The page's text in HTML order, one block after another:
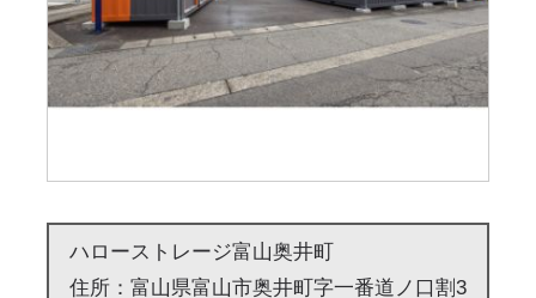
ハローストレージ富山奥井町
住所：富山県富山市奥井町字一番道ノ口割3